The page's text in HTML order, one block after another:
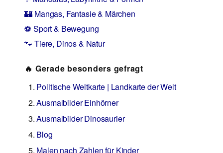
🏰 Mangas, Fantasie & Märchen
⚽ Sport & Bewegung
🐾 Tiere, Dinos & Natur
🔥 Gerade besonders gefragt
Politische Weltkarte | Landkarte der Welt
Ausmalbilder Einhörner
Ausmalbilder Dinosaurier
Blog
Malen nach Zahlen für Kinder